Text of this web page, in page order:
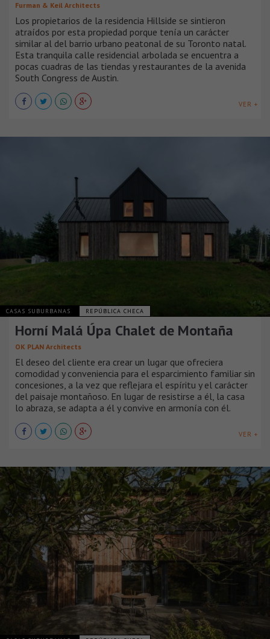
Furman & Keil Architects
Los propietarios de la residencia Hillside se sintieron
atraídos por esta propiedad porque tenía un carácter
similar al del barrio urbano peatonal de su Toronto natal.
Esta tranquila calle residencial arbolada se encuentra a
pocas cuadras de las tiendas y restaurantes de la avenida
South Congress de Austin.
VER +
CASAS SUBURBANAS REPÚBLICA CHECA
Horní Malá Úpa Chalet de Montaña
OK PLAN Architects
El deseo del cliente era crear un lugar que ofreciera
comodidad y conveniencia para el esparcimiento familiar sin
concesiones, a la vez que reflejara el espíritu y el carácter
del paisaje montañoso. En lugar de resistirse a él, la casa
lo abraza, se adapta a él y convive en armonía con él.
VER +